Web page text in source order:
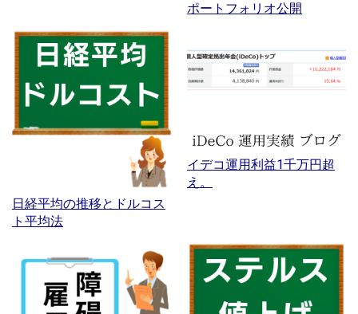
ポートフォリオ公開
日経平均の推移とドルコス
ト平均法
イデコ運用利益1千万円超
え。